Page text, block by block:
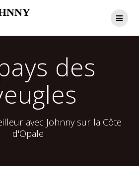
au
des
avec Johnny sur la Côte
d'Opale